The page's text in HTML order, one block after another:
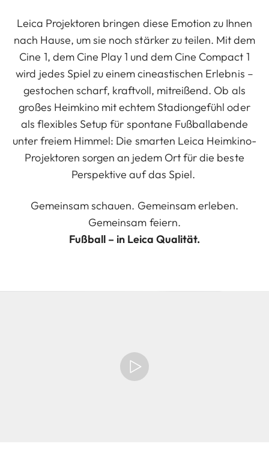
Leica Projektoren bringen diese Emotion zu Ihnen
nach Hause, um sie noch stärker zu teilen. Mit dem
Cine 1, dem Cine Play 1 und dem Cine Compact 1
wird jedes Spiel zu einem cineastischen Erlebnis –
gestochen scharf, kraftvoll, mitreißend. Ob als
großes Heimkino mit echtem Stadiongefühl oder
als flexibles Setup für spontane Fußballabende
unter freiem Himmel: Die smarten Leica Heimkino-
Projektoren sorgen an jedem Ort für die beste
Perspektive auf das Spiel.
Gemeinsam schauen. Gemeinsam erleben.
Gemeinsam feiern.
Fußball – in Leica Qualität.